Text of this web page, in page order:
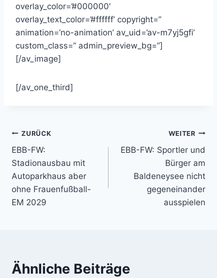
overlay_color=’#000000′
overlay_text_color=’#ffffff’ copyright=”
animation=’no-animation’ av_uid=’av-m7yj5gfi’
custom_class=” admin_preview_bg=”]
[/av_image]
[/av_one_third]
Beitragsnavigation
ZURÜCK
EBB-FW:
Stadionausbau mit
Autoparkhaus aber
ohne Frauenfußball-
EM 2029
WEITER
EBB-FW: Sportler und
Bürger am
Baldeneysee nicht
gegeneinander
ausspielen
Ähnliche Beiträge